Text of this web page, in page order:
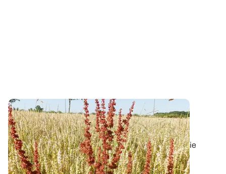
Graminées des céréales : le désherbage
d’automne, une étape incontournable
Face à la dérive d’efficacité des applications de sortie
d’hiver, le désherbage d’automne...